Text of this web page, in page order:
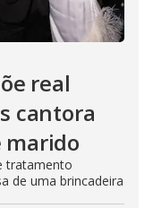
real
cantora
marido
tratamento
de uma brincadeira